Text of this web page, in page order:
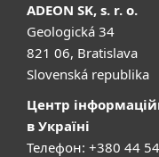
ADEON SK, s. r. o.
Geologická 34
821 06, Bratislava
Slovenská republika
Центр
в Україні
Телефон: +380 44